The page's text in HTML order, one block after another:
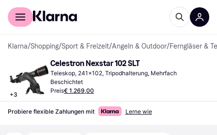
Für Shopper
Klarna/Shopping/Sport & Freizeit/Angeln & Outdoor/Ferngläser &
+3
Celestron Nexstar 102 SLT
Teleskop, 241x102, Tripodhalterung, Mehrfach
Beschichtet
Preis€ 1.269,00
Probiere flexible Zahlungen mit Lerne wie